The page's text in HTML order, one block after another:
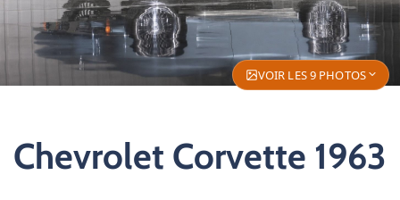
VOIR LES 9 PHOTOS
Chevrolet Corvette 1963